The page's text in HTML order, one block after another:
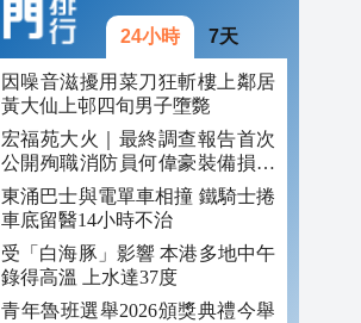
24小時 7天
因噪音滋擾用菜刀狂斬樓上鄰居
黃大仙上邨四旬男子墮斃
宏福苑大火｜最終調查報告首次
公開殉職消防員何偉豪裝備損毀
照片
東涌巴士與電單車相撞 鐵騎士捲
車底留醫14小時不治
受「白海豚」影響 本港多地中午
錄得高溫 上水達37度
青年魯班選舉2026頒獎典禮今舉